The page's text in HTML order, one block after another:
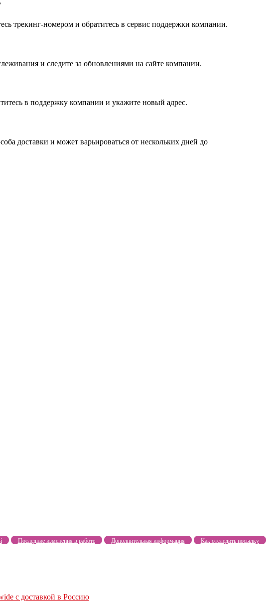
трекинг-номером и обратитесь в сервис поддержки компании.
и следите за обновлениями на сайте компании.
в поддержку компании и укажите новый адрес.
доставки и может варьироваться от нескольких дней до
Последние изменения в работе Дополнительная информация
Как отследить посылку
с доставкой в Россию